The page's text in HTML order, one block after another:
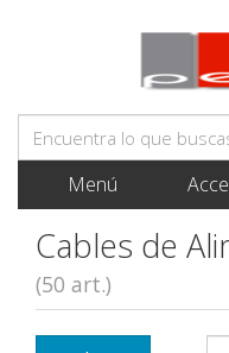
Menú
Cables de
(50 art.)